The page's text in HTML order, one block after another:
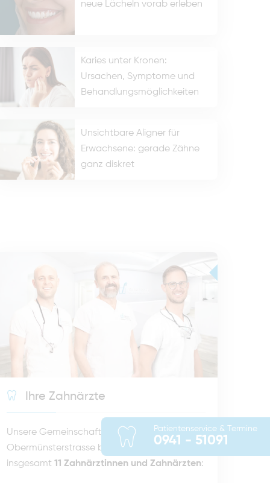
neue Lächeln vorab erleben
Karies unter Kronen:
Ursachen, Symptome und
Behandlungsmöglichkeiten
Unsichtbare Aligner für
Erwachsene: gerade Zähne
ganz diskret
Ihre Zahnärzte
Unsere Gemeinschaftspraxis in der
Obermünsterstrasse besteht aus
insgesamt 11 Zahnärztinnen und Zahnärzten:
Patientenservice & Termine
0941 - 51091